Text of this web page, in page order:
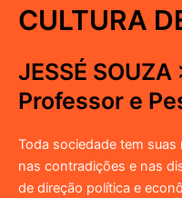
CULTURA
JESSÉ
Professor e
Toda sociedade tem
nas contradições e nas
de direção política e